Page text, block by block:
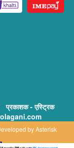
प्रकाशक - एस्ट्रिक
byAsterisk